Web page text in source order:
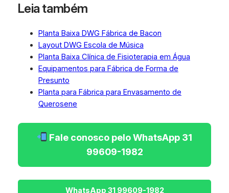
Leia também
Planta Baixa DWG Fábrica de Bacon
Layout DWG Escola de Música
Planta Baixa Clínica de Fisioterapia em Água
Equipamentos para Fábrica de Forma de
Presunto
Planta para Fábrica para Envasamento de
Querosene
Fale conosco pelo WhatsApp 31
99609-1982